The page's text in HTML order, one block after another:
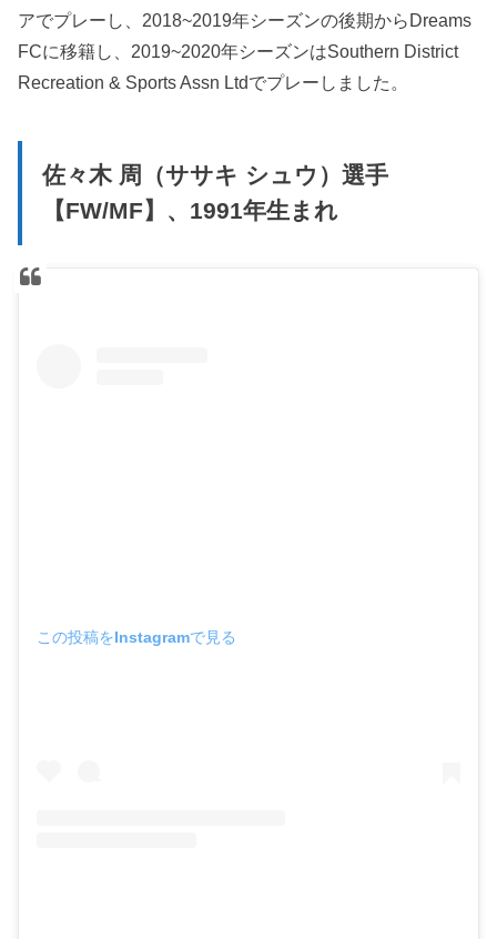
アでプレーし、2018~2019年シーズンの後期からDreams
FCに移籍し、2019~2020年シーズンはSouthern District
Recreation & Sports Assn Ltdでプレーしました。
佐々木 周（ササキ シュウ）選手
【FW/MF】、1991年生まれ
この投稿をInstagramで見る